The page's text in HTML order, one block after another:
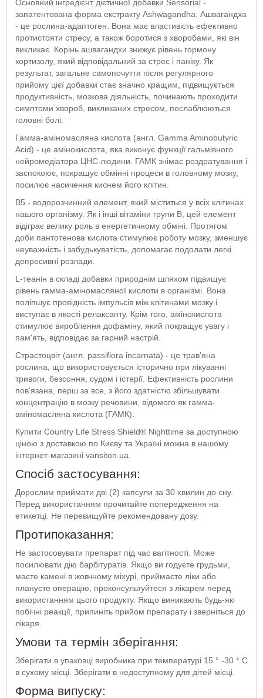
Основний інгредієнт дієтичної добавки Sensorial -
запатентована форма екстракту Ashwagandha. Ашвагандха
- це рослина-адаптоген. Вона має властивість ефективно
протистояти стресу, а також боротися з хворобами, які він
викликає. Корінь ашвагандхи знижує рівень гормону
кортизолу, який відповідальний за стрес і паніку. Як
результат, загальне самопочуття після регулярного
прийому цієї добавки стає значно кращим, підвищується
продуктивність, мозкова діяльність, починають проходити
симптоми хвороб, викликаних стресом, послаблюються
головні болі.
Гамма-аміномасляна кислота (англ. Gamma Aminobutyric
Acid) - це амінокислота, яка виконує функції гальмівного
нейромедіатора ЦНС людини. ГАМК знімає роздратування і
заспокоює, покращує обмінні процеси в головному мозку,
посилює насичення киснем його клітин.
В5 - водорозчинний елемент, який міститься у всіх клітинах
нашого організму. Як і інші вітаміни групи B, цей елемент
відіграє велику роль в енергетичному обміні. Протягом
доби пантотенова кислота стимулює роботу мозку, зменшує
неуважність і забудькуватість, допомагає подолати легкі
депресивні розлади.
L-теанін в складі добавки природнім шляхом підвищує
рівень гамма-аміномасляної кислоти в організмі. Вона
поліпшує провідність імпульсів між клітинами мозку і
виступає в якості релаксанту. Крім того, амінокислота
стимулює вироблення дофаміну, який покращує увагу і
пам'ять, відповідає за гарний настрій.
Страстоцвіт (англ. passiflora incarnata) - це трав'яна
рослина, що використовується історично при лікуванні
тривоги, безсоння, судом і істерії. Ефективність рослини
пов'язана, перш за все, з його здатністю збільшувати
концентрацію в мозку речовини, відомого як гамма-
аміномасляна кислота (ГАМК).
Купити Country Life Stress Shield® Nighttime за доступною
ціною з доставкою по Києву та Україні можна в нашому
інтернет-магазині vansiton.ua.
Спосіб застосування:
Дорослим приймати дві (2) капсули за 30 хвилин до сну.
Перед використанням прочитайте попередження на
етикетці. Не перевищуйте рекомендовану дозу.
Протипоказання:
Не застосовувати препарат під час вагітності. Може
посилювати дію барбітуратів. Якщо ви годуєте грудьми,
маєте камені в жовчному міхурі, приймаєте ліки або
плануєте операцію, проконсультуйтеся з лікарем перед
використанням цього продукту. Якщо виникають будь-які
побічні реакції, припиніть прийом препарату і зверніться до
лікаря.
Умови та термін зберігання:
Зберігати в упаковці виробника при температурі 15 ° -30 ° С
в сухому місці. Зберігати в недоступному для дітей місці.
Форма випуску: